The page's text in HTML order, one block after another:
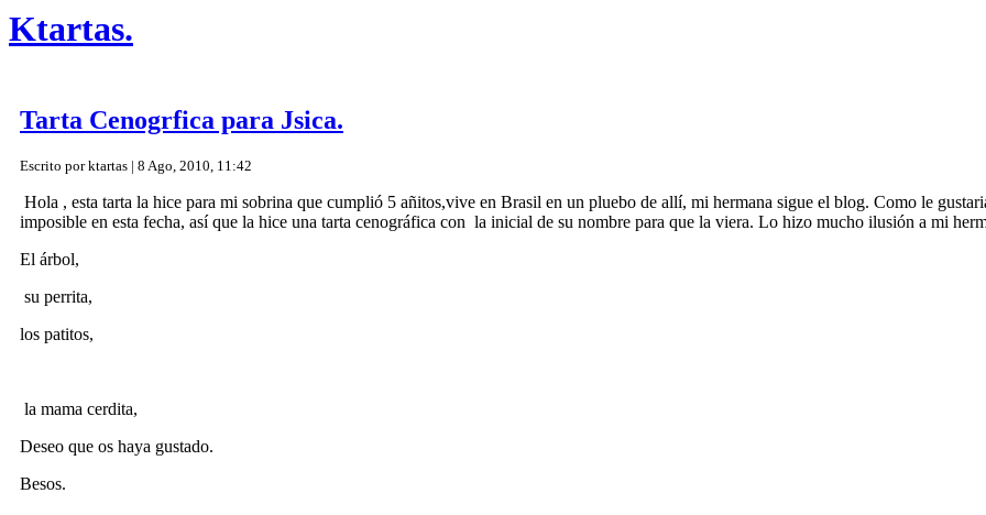
Ktartas.
Tarta Cenogrfica para Jsica.
Escrito por ktartas | 8 Ago, 2010, 11:42
Hola , esta tarta la hice para mi sobrina que cumplió 5 añitos,vive en Brasil en un pluebo de allí, mi hermana sigue el blog. Como le
imposible en esta fecha, así que la hice una tarta cenográfica con la inicial de su nombre para que la viera. Lo hizo mucho ilusión a mi
El árbol,
su perrita,
los patitos,
la mama cerdita,
Deseo que os haya gustado.
Besos.